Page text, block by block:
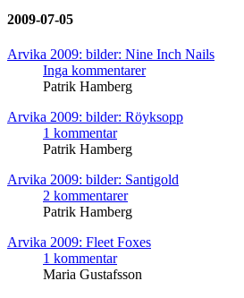
2009-07-05
Arvika 2009: bilder: Nine Inch Nails
Inga kommentarer
Patrik Hamberg
Arvika 2009: bilder: Röyksopp
1 kommentar
Patrik Hamberg
Arvika 2009: bilder: Santigold
2 kommentarer
Patrik Hamberg
Arvika 2009: Fleet Foxes
1 kommentar
Maria Gustafsson